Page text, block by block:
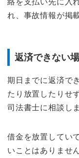
れ、事故情報が掲
返済できない
期日までに返済で
たり放置したりせ
司法書士に相談し
借金を放置してい
いことはありません